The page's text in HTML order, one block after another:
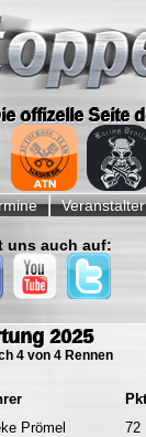
offizelle Seite
Veranstalter
uns auch auf:
2025
4 von 4 Rennen
Pkt
Prömel
72